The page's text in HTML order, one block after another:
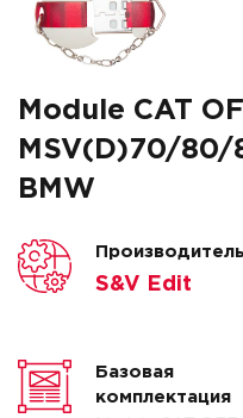
Module CAT
MSV(D)70/
BMW
Производитель
S&V Edit
Базовая
комплектация